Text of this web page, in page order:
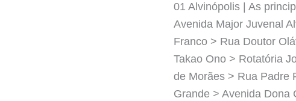
01 Alvinópolis | As
Avenida Major Juvenal
Franco > Rua Doutor
Takao Ono > Rotatória
de Morães > Rua Padre
Grande > Avenida Dona